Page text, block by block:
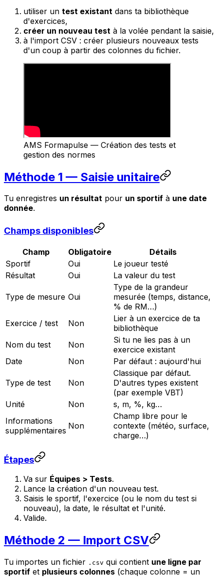
utiliser un test existant dans ta bibliothèque
d'exercices,
créer un nouveau test à la volée pendant la saisie,
à l'import CSV : créer plusieurs nouveaux tests
d'un coup à partir des colonnes du fichier.
AMS Formapulse — Création des tests et
gestion des normes
Méthode 1 — Saisie unitaire
Tu enregistres un résultat pour un sportif à une date
donnée.
Champs disponibles
Champ Obligatoire
Détails
Sportif
Oui
Le joueur testé
Résultat
Oui La valeur du test
Type de mesure Oui
Type de la grandeur
mesurée (temps, distance,
% de RM…)
Exercice / test
Non
Lier à un exercice de ta
bibliothèque
Nom du test
Non
Si tu ne lies pas à un
exercice existant
Date
Non Par défaut : aujourd'hui
Type de test Non
Classique par défaut.
D'autres types existent
(par exemple VBT)
Unité
Non
s, m, %, kg…
Informations
supplémentaires Non
Champ libre pour le
contexte (météo, surface,
charge…)
Étapes
Va sur Équipes > Tests.
Lance la création d'un nouveau test.
Saisis le sportif, l'exercice (ou le nom du test si
nouveau), la date, le résultat et l'unité.
Valide.
Méthode 2 — Import CSV
Tu importes un fichier .csv qui contient une ligne par
sportif et plusieurs colonnes (chaque colonne = un